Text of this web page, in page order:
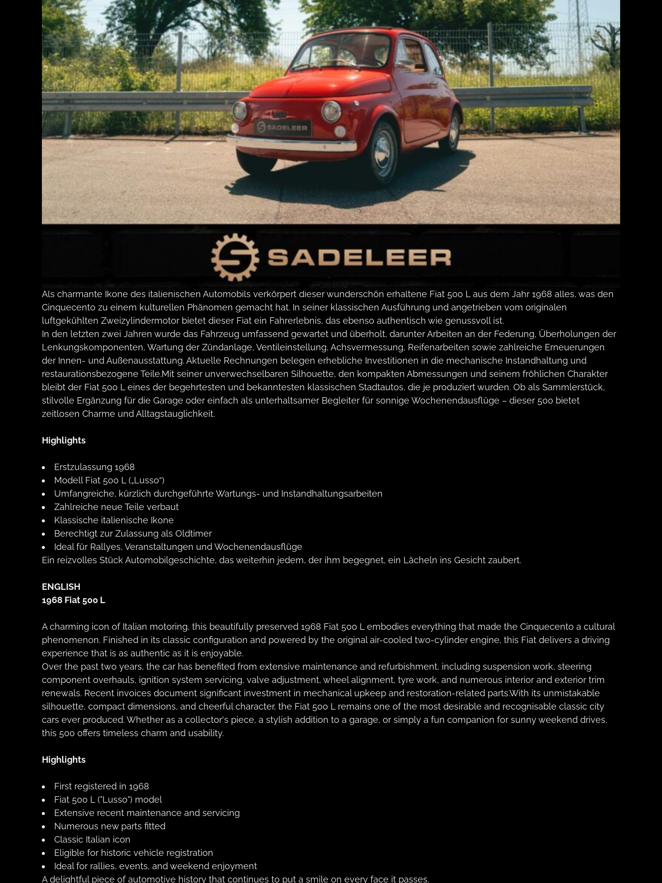
Als charmante Ikone des italienischen Automobils verkörpert dieser wunderschön erhaltene Fiat 500 L aus dem Jahr 1968 alles, was den
Cinquecento zu einem kulturellen Phänomen gemacht hat. In seiner klassischen Ausführung und angetrieben vom originalen
luftgekühlten Zweizylindermotor bietet dieser Fiat ein Fahrerlebnis, das ebenso authentisch wie genussvoll ist.
In den letzten zwei Jahren wurde das Fahrzeug umfassend gewartet und überholt, darunter Arbeiten an der Federung, Überholungen der
Lenkungskomponenten, Wartung der Zündanlage, Ventileinstellung, Achsvermessung, Reifenarbeiten sowie zahlreiche Erneuerungen
der Innen- und Außenausstattung. Aktuelle Rechnungen belegen erhebliche Investitionen in die mechanische Instandhaltung und
restaurationsbezogene Teile.Mit seiner unverwechselbaren Silhouette, den kompakten Abmessungen und seinem fröhlichen Charakter
bleibt der Fiat 500 L eines der begehrtesten und bekanntesten klassischen Stadtautos, die je produziert wurden. Ob als Sammlerstück,
stilvolle Ergänzung für die Garage oder einfach als unterhaltsamer Begleiter für sonnige Wochenendausflüge – dieser 500 bietet
zeitlosen Charme und Alltagstauglichkeit.
Highlights
Erstzulassung 1968
Modell Fiat 500 L („Lusso“)
Umfangreiche, kürzlich durchgeführte Wartungs- und Instandhaltungsarbeiten
Zahlreiche neue Teile verbaut
Klassische italienische Ikone
Berechtigt zur Zulassung als Oldtimer
Ideal für Rallyes, Veranstaltungen und Wochenendausflüge
Ein reizvolles Stück Automobilgeschichte, das weiterhin jedem, der ihm begegnet, ein Lächeln ins Gesicht zaubert.
ENGLISH
1968 Fiat 500 L
A charming icon of Italian motoring, this beautifully preserved 1968 Fiat 500 L embodies everything that made the Cinquecento a cultural
phenomenon. Finished in its classic configuration and powered by the original air-cooled two-cylinder engine, this Fiat delivers a driving
experience that is as authentic as it is enjoyable.
Over the past two years, the car has benefited from extensive maintenance and refurbishment, including suspension work, steering
component overhauls, ignition system servicing, valve adjustment, wheel alignment, tyre work, and numerous interior and exterior trim
renewals. Recent invoices document significant investment in mechanical upkeep and restoration-related parts.With its unmistakable
silhouette, compact dimensions, and cheerful character, the Fiat 500 L remains one of the most desirable and recognisable classic city
cars ever produced. Whether as a collector's piece, a stylish addition to a garage, or simply a fun companion for sunny weekend drives,
this 500 offers timeless charm and usability.
Highlights
First registered in 1968
Fiat 500 L ("Lusso") model
Extensive recent maintenance and servicing
Numerous new parts fitted
Classic Italian icon
Eligible for historic vehicle registration
Ideal for rallies, events, and weekend enjoyment
A delightful piece of automotive history that continues to put a smile on every face it passes.